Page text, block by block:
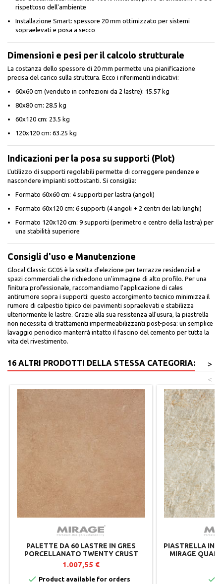
rispettoso dell'ambiente
Installazione Smart: spessore 20 mm ottimizzato per sistemi
sopraelevati e posa a secco
Dimensioni e pesi per il calcolo strutturale
La costanza dello spessore di 20 mm permette una pianificazione
precisa del carico sulla struttura. Ecco i riferimenti indicativi:
60x60 cm (venduto in confezioni da 2 lastre): 15.57 kg
80x80 cm: 28.5 kg
60x120 cm: 23.5 kg
120x120 cm: 63.25 kg
Indicazioni per la posa su supporti (Plot)
L'utilizzo di supporti regolabili permette di correggere pendenze e
nascondere impianti sottostanti. Si consiglia:
Formato 60x60 cm: 4 supporti per lastra (angoli)
Formato 60x120 cm: 6 supporti (4 angoli + 2 centri dei lati lunghi)
Formato 120x120 cm: 9 supporti (perimetro e centro della lastra) per
una stabilità superiore
Consigli d'uso e Manutenzione
Glocal Classic GC05 è la scelta d'elezione per terrazze residenziali e
spazi commerciali che richiedono un'immagine di alto profilo. Per una
finitura professionale, raccomandiamo l'applicazione di cales
antirumore sopra i supporti: questo accorgimento tecnico minimizza il
rumore di calpestio tipico dei pavimenti sopraelevati e stabilizza
ulteriormente le lastre. Grazie alla sua resistenza all'usura, la piastrella
non necessita di trattamenti impermeabilizzanti post-posa: un semplice
lavaggio periodico manterrà intatto il fascino del cemento per tutta la
vita del rivestimento.
16 ALTRI PRODOTTI DELLA STESSA CATEGORIA:
>
<
PALETTE DA 60 LASTRE IN GRES
PORCELLANATO TWENTY CRUST
TW01 - 60X60 CM - SPESSORE 20 MM
1.007,55 €
 Product available for orders
PIASTRELLA IN
MIRAGE
